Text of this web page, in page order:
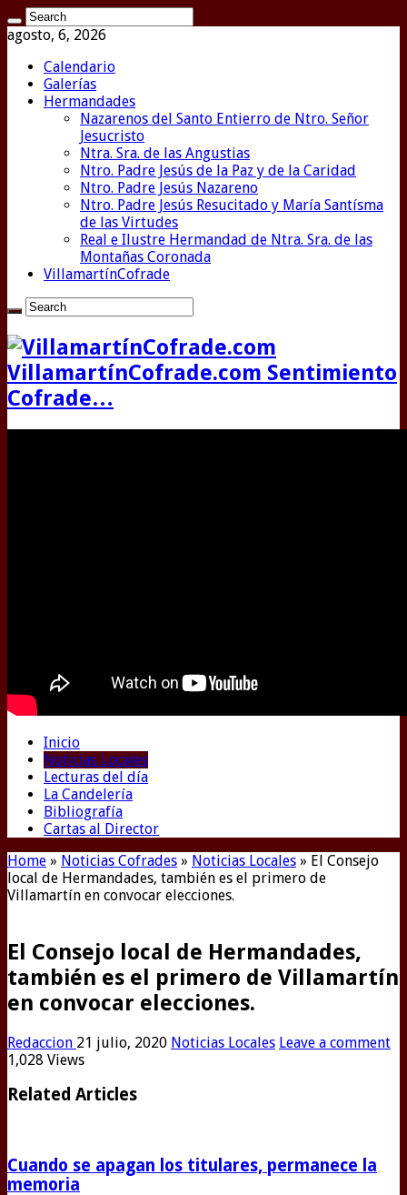
agosto, 6, 2026
Calendario
Galerías
Hermandades
Nazarenos del Santo Entierro de Ntro. Señor
Jesucristo
Ntra. Sra. de las Angustias
Ntro. Padre Jesús de la Paz y de la Caridad
Ntro. Padre Jesús Nazareno
Ntro. Padre Jesús Resucitado y María Santísma
de las Virtudes
Real e Ilustre Hermandad de Ntra. Sra. de las
Montañas Coronada
VillamartínCofrade
VillamartínCofrade.com Sentimiento
Cofrade…
Inicio
Noticias Locales
Lecturas del día
La Candelería
Bibliografía
Cartas al Director
Home » Noticias Cofrades » Noticias Locales » El Consejo
local de Hermandades, también es el primero de
Villamartín en convocar elecciones.
El Consejo local de Hermandades,
también es el primero de Villamartín
en convocar elecciones.
Redaccion 21 julio, 2020 Noticias Locales Leave a comment
1,028 Views
Related Articles
Cuando se apagan los titulares, permanece la
memoria